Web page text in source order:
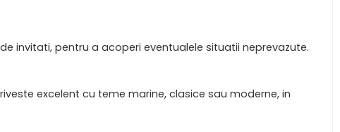
invitati, pentru a acoperi eventualele situatii neprevazute.
excelent cu teme marine, clasice sau moderne, in